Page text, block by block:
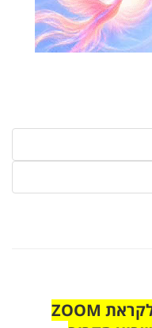
הצטרפו לקבוצת הוואטסאפ לקראת ZOOM